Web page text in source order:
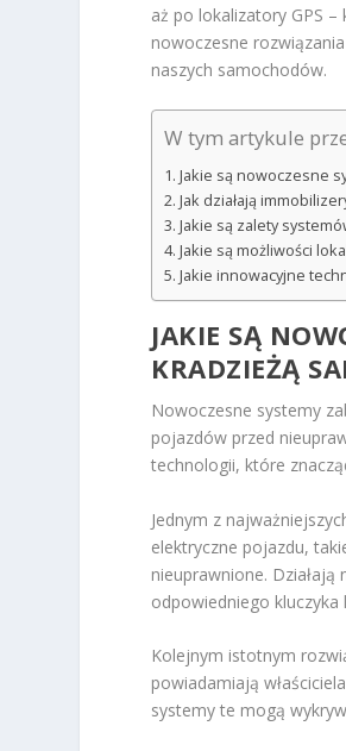
aż po lokalizatory GPS
nowoczesne
naszych samochodów.
W tym artykule
Jakie są nowoczesne
Jak działają
Jakie są zalety
Jakie są możliwości
Jakie innowacyjne
JAKIE SĄ
KRADZIEŻĄ
Nowoczesne systemy
pojazdów przed
technologii, które
Jednym z
elektryczne pojazdu,
nieuprawnione.
odpowiedniego
Kolejnym istotnym
powiadamiają
systemy te mogą